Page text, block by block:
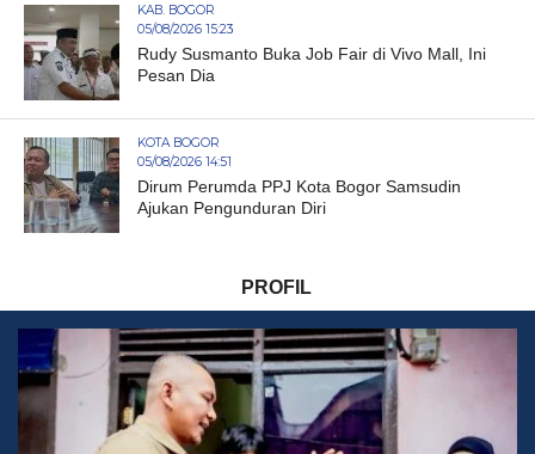
KAB. BOGOR
05/08/2026 15:23
Rudy Susmanto Buka Job Fair di Vivo Mall, Ini
Pesan Dia
KOTA BOGOR
05/08/2026 14:51
Dirum Perumda PPJ Kota Bogor Samsudin
Ajukan Pengunduran Diri
PROFIL